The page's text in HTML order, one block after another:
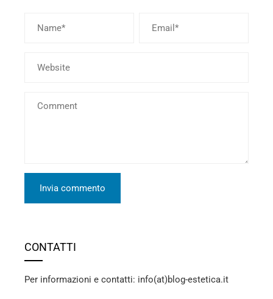
CONTATTI
Per informazioni e contatti: info(at)blog-estetica.it